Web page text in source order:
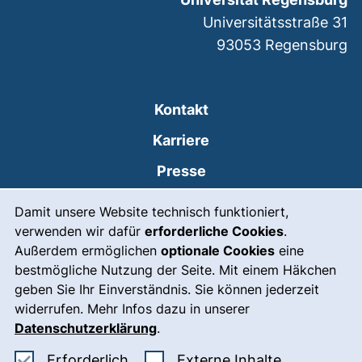
Damit unsere Website technisch funktioniert,
verwenden wir dafür erforderliche Cookies.
Außerdem ermöglichen optionale Cookies eine
bestmögliche Nutzung der Seite. Mit einem Häkchen
geben Sie Ihr Einverständnis. Sie können jederzeit
widerrufen. Mehr Infos dazu in unserer
Datenschutzerklärung.
Kontakt
Karriere
Presse
Leichte Sprache
Gebärdensprache
Notfall(externer Link, öffnet
Impressum
Barrierefreiheit
Universitätsstraße 31
93053 Regensburg